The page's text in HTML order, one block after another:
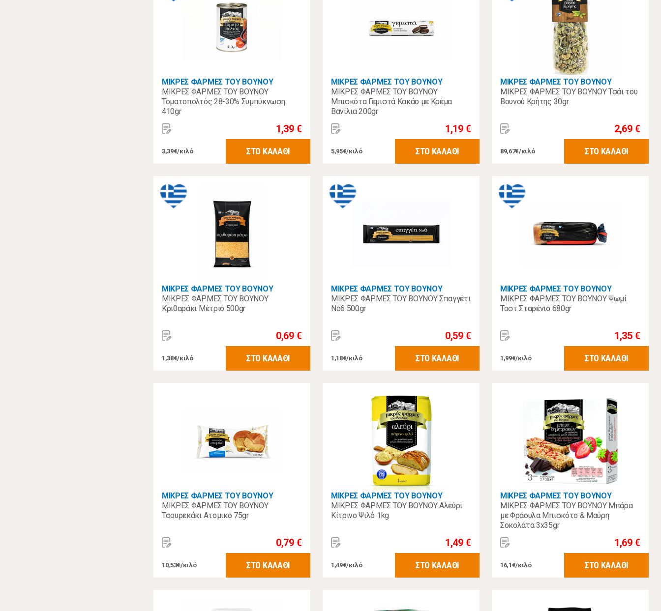
ΜΙΚΡΕΣ ΦΑΡΜΕΣ ΤΟΥ ΒΟΥΝΟΥ
ΜΙΚΡΕΣ ΦΑΡΜΕΣ ΤΟΥ ΒΟΥΝΟΥ
Τοματοπολτός 28-30% Συμπύκνωση
410gr
1,39 €
3,39€/κιλό ΣΤΟ ΚΑΛΑΘΙ
ΜΙΚΡΕΣ ΦΑΡΜΕΣ ΤΟΥ ΒΟΥΝΟΥ
ΜΙΚΡΕΣ ΦΑΡΜΕΣ ΤΟΥ ΒΟΥΝΟΥ
Μπισκότα Γεμιστά Κακάο με Κρέμα
Βανίλια 200gr
1,19 €
5,95€/κιλό ΣΤΟ ΚΑΛΑΘΙ
ΜΙΚΡΕΣ ΦΑΡΜΕΣ ΤΟΥ ΒΟΥΝΟΥ
ΜΙΚΡΕΣ ΦΑΡΜΕΣ ΤΟΥ ΒΟΥΝΟΥ Τσάι του
Βουνού Κρήτης 30gr
2,69 €
89,67€/κιλό ΣΤΟ ΚΑΛΑΘΙ
ΜΙΚΡΕΣ ΦΑΡΜΕΣ ΤΟΥ ΒΟΥΝΟΥ
ΜΙΚΡΕΣ ΦΑΡΜΕΣ ΤΟΥ ΒΟΥΝΟΥ
Κριθαράκι Μέτριο 500gr
0,69 €
1,38€/κιλό ΣΤΟ ΚΑΛΑΘΙ
ΜΙΚΡΕΣ ΦΑΡΜΕΣ ΤΟΥ ΒΟΥΝΟΥ
ΜΙΚΡΕΣ ΦΑΡΜΕΣ ΤΟΥ ΒΟΥΝΟΥ Σπαγγέτι
Νo6 500gr
0,59 €
1,18€/κιλό ΣΤΟ ΚΑΛΑΘΙ
ΜΙΚΡΕΣ ΦΑΡΜΕΣ ΤΟΥ ΒΟΥΝΟΥ
ΜΙΚΡΕΣ ΦΑΡΜΕΣ ΤΟΥ ΒΟΥΝΟΥ Ψωμί
Τοστ Σταρένιο 680gr
1,35 €
1,99€/κιλό ΣΤΟ ΚΑΛΑΘΙ
ΜΙΚΡΕΣ ΦΑΡΜΕΣ ΤΟΥ ΒΟΥΝΟΥ
ΜΙΚΡΕΣ ΦΑΡΜΕΣ ΤΟΥ ΒΟΥΝΟΥ
Τσουρεκάκι Ατομικό 75gr
0,79 €
10,53€/κιλό ΣΤΟ ΚΑΛΑΘΙ
ΜΙΚΡΕΣ ΦΑΡΜΕΣ ΤΟΥ ΒΟΥΝΟΥ
ΜΙΚΡΕΣ ΦΑΡΜΕΣ ΤΟΥ ΒΟΥΝΟΥ Αλεύρι
Κίτρινο Ψιλό 1kg
1,49 €
1,49€/κιλό ΣΤΟ ΚΑΛΑΘΙ
ΜΙΚΡΕΣ ΦΑΡΜΕΣ ΤΟΥ ΒΟΥΝΟΥ
ΜΙΚΡΕΣ ΦΑΡΜΕΣ ΤΟΥ ΒΟΥΝΟΥ Μπάρα
με Φράουλα Μπισκότο & Μαύρη
Σοκολάτα 3x35gr
1,69 €
16,1€/κιλό ΣΤΟ ΚΑΛΑΘΙ